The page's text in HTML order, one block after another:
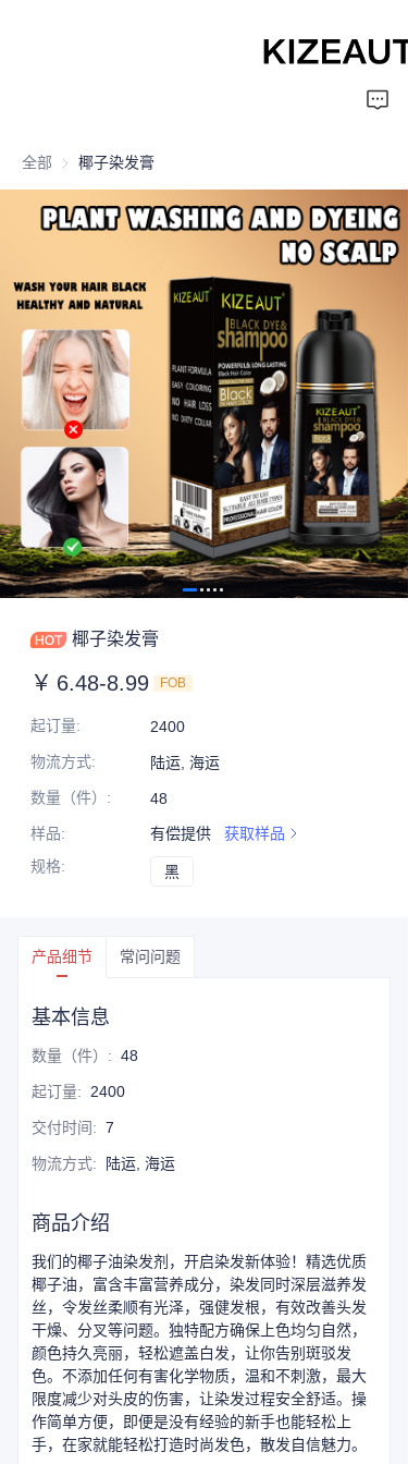
全部 椰子染发膏
椰子染发膏
￥ 6.48-8.99 FOB
起订量:
2400
物流方式:
陆运, 海运
数量（件） :
48
样品: 有偿提供
获取样品
规格: 黑
产品细节 常问问题
基本信息
数量（件） : 48
起订量: 2400
交付时间: 7
物流方式: 陆运, 海运
商品介绍
我们的椰子油染发剂，开启染发新体验！精选优质
椰子油，富含丰富营养成分，染发同时深层滋养发
丝，令发丝柔顺有光泽，强健发根，有效改善头发
干燥、分叉等问题。独特配方确保上色均匀自然，
颜色持久亮丽，轻松遮盖白发，让你告别斑驳发
色。不添加任何有害化学物质，温和不刺激，最大
限度减少对头皮的伤害，让染发过程安全舒适。操
作简单方便，即便是没有经验的新手也能轻松上
手，在家就能轻松打造时尚发色，散发自信魅力。
Shampoo
Conditioner
hair mud
Perm cream